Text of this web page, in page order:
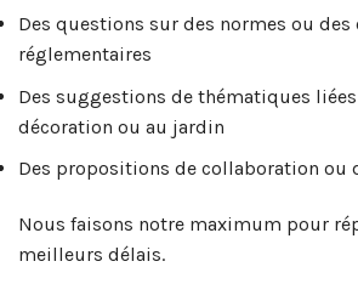
Des questions sur des normes ou
réglementaires
Des suggestions de thématiques
décoration ou au jardin
Des propositions de collaboration ou
Nous faisons notre maximum pour
meilleurs délais.